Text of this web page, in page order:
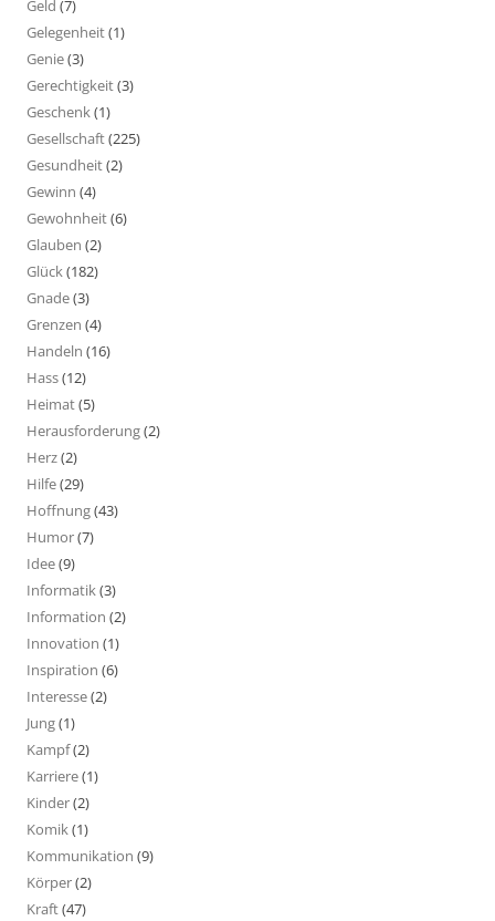
Geld (7)
Gelegenheit(1)
Genie(3)
Gerechtigkeit(3)
Geschenk(1)
Gesellschaft(225)
Gesundheit(2)
Gewinn (4)
Gewohnheit(6)
Glauben (2)
Glück(182)
Gnade(3)
Grenzen (4)
Handeln (16)
Hass(12)
Heimat(5)
Herausforderung(2)
Herz(2)
Hilfe(29)
Hoffnung(43)
Humor(7)
Idee(9)
Informatik(3)
Information (2)
Innovation (1)
Inspiration (6)
Interesse(2)
Jung(1)
Kampf(2)
Karriere(1)
Kinder(2)
Komik(1)
Kommunikation (9)
Körper(2)
Kraft(47)